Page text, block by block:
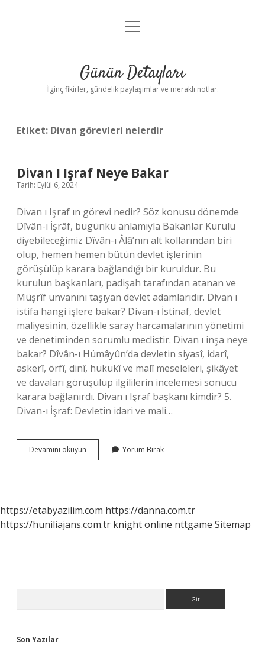
Gizlilik Politikası
Yasal Uyarı
menüyü
Günün Detayları
İlginç fikirler, gündelik paylaşımlar ve meraklı notlar.
Etiket: Divan görevleri nelerdir
Divan I Işraf Neye Bakar
Tarih: Eylül 6, 2024
Divan ı Işraf ın görevi nedir? Söz konusu dönemde
Dîvân-ı İşrâf, bugünkü anlamıyla Bakanlar Kurulu
diyebileceğimiz Dîvân-ı Âlâ’nın alt kollarından biri
olup, hemen hemen bütün devlet işlerinin
görüşülüp karara bağlandığı bir kuruldur. Bu
kurulun başkanları, padişah tarafından atanan ve
Müşrîf unvanını taşıyan devlet adamlarıdır. Divan ı
istifa hangi işlere bakar? Divan-ı İstinaf, devlet
maliyesinin, özellikle saray harcamalarının yönetimi
ve denetiminden sorumlu meclistir. Divan ı inşa neye
bakar? Dîvân-ı Hümâyûn’da devletin siyasî, idarî,
askerî, örfî, dinî, hukukî ve malî meseleleri, şikâyet
ve davaları görüşülüp ilgililerin incelemesi sonucu
karara bağlanırdı. Divan ı Işraf başkanı kimdir? 5.
Divan-ı İşraf: Devletin idari ve mali…
Devamını okuyun
I
Yorum Bırak
https://etabyazilim.com https://danna.com.tr
https://huniliajans.com.tr knight online nttgame Sitemap
Son Yazılar